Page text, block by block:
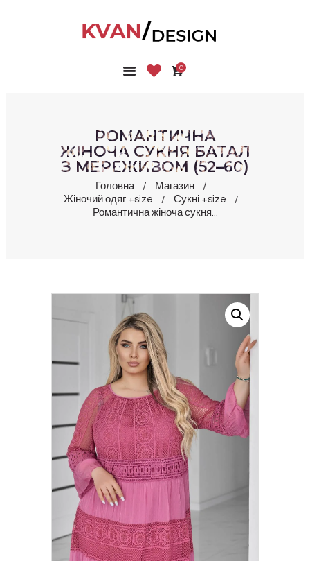
0
РОМАНТИЧНА
ЖІНОЧА СУКНЯ БАТАЛ
З МЕРЕЖИВОМ (52–60)
Головна
Магазин
Жіночий одяг +size
Сукні +size
Романтична жіноча сукня...
ГОЛОВНА
ПРО НАС
БЛОГ
КОНТАКТИ
КАБІНЕТ